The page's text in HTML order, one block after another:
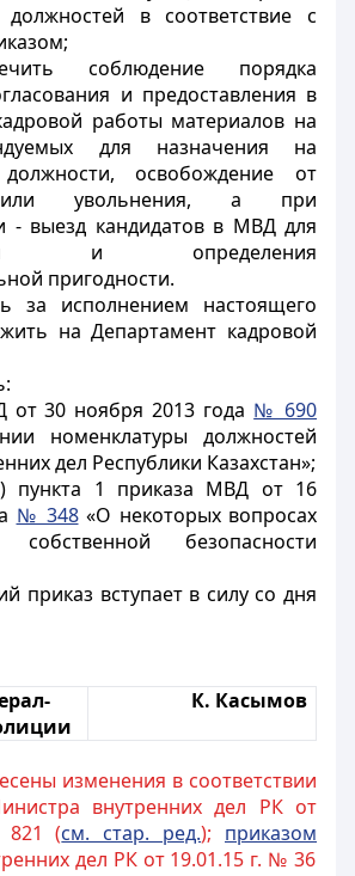
должностей в соответствие с
соблюдение порядка
и предоставления в
работы материалов на
для назначения на
освобождение от
или увольнения, а при
- выезд кандидатов в МВД для
и определения
пригодности.
за исполнением настоящего
на Департамент кадровой
от 30 ноября 2013 года № 690
номенклатуры должностей
дел Республики Казахстан»;
пункта 1 приказа МВД от 16
№ 348«О некоторых вопросах
собственной безопасности
приказ вступает в силу со дня
К. Касымов
изменения в соответствии
внутренних дел РК от
(см. стар. ред.); приказом
дел РК от 19.01.15 г. № 36